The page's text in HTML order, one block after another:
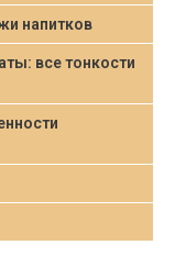
напитков
все тонкости